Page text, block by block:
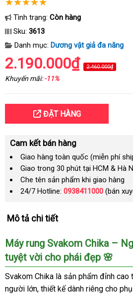
Tình trạng: Còn hàng
Sku: 3613
Danh mục: Dương vật giả đa năng
2.190.000₫ 2.460.000₫
Khuyến mãi:-11%
ĐẶT HÀNG
Cam kết bán hàng
Giao hàng toàn quốc (miễn phí
Giao trong 30 phút tại HCM & Hà
Che tên sản phẩm khi giao hàng
24/7 Hotline: 0938411000 (bán
Mô tả chi tiết
Máy rung Svakom Chika –
tuyệt vời cho phái đẹp 🌸
Svakom Chika là sản phẩm đỉnh
người lớn, thiết kế dành riêng cho